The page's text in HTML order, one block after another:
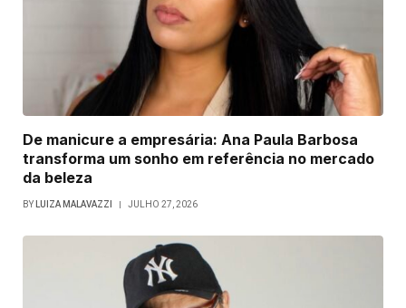
De manicure a empresária: Ana Paula Barbosa
transforma um sonho em referência no mercado
da beleza
BY LUIZA MALAVAZZI JULHO 27, 2026